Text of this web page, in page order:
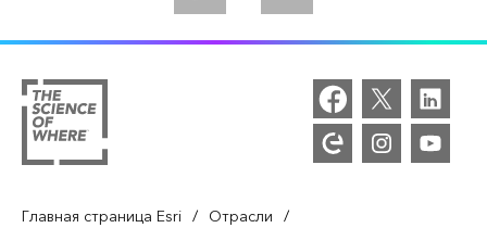
Главная страница Esri / Отрасли /